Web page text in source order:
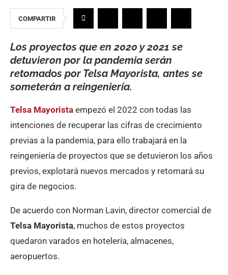
COMPARTIR
Los proyectos que en 2020 y 2021 se
detuvieron por la pandemia serán
retomados por Telsa Mayorista, antes se
someterán a reingeniería.
Telsa Mayorista empezó el 2022 con todas las
intenciones de recuperar las cifras de crecimiento
previas a la pandemia, para ello trabajará en la
reingeniería de proyectos que se detuvieron los años
previos, explotará nuevos mercados y retomará su
gira de negocios.
De acuerdo con Norman Lavin, director comercial de
Telsa Mayorista, muchos de estos proyectos
quedaron varados en hotelería, almacenes,
aeropuertos.